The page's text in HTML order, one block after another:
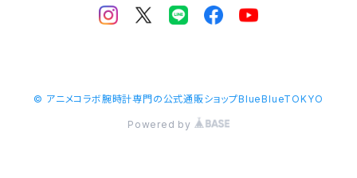
© アニメコラボ腕時計専門の公式通販ショップBlueBlueTOKYO
Powered by